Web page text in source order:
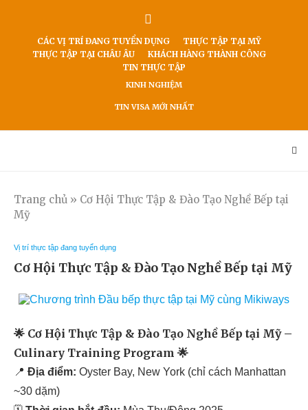
CÁC VỊ TRÍ ĐANG TUYỂN DỤNG
THỰC TẬP TẠI MỸ
THỰC TẬP TẠI CHÂU ÂU
KHÁCH HÀNG THÀNH CÔNG
TIN THỰC TẬP
KINH NGHIỆM
TIN VISA MỚI NHẤT
Trang chủ » Cơ Hội Thực Tập & Đào Tạo Nghề Bếp tại
Mỹ
Vị trí thực tập đang tuyển dụng
Cơ Hội Thực Tập & Đào Tạo Nghề Bếp tại Mỹ
🌟 Cơ Hội Thực Tập & Đào Tạo Nghề Bếp tại Mỹ –
Culinary Training Program 🌟
📍 Địa điểm: Oyster Bay, New York (chỉ cách Manhattan
~30 dặm)